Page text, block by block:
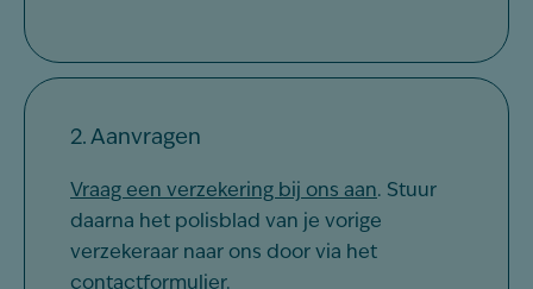
2. Aanvragen
Vraag een verzekering bij ons aan. Stuur
daarna het polisblad van je vorige
verzekeraar naar ons door via het
contactformulier.